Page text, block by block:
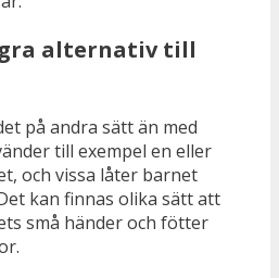
alternativ till
på andra sätt än med
till exempel en eller
och vissa låter barnet
kan finnas olika sätt att
små händer och fötter